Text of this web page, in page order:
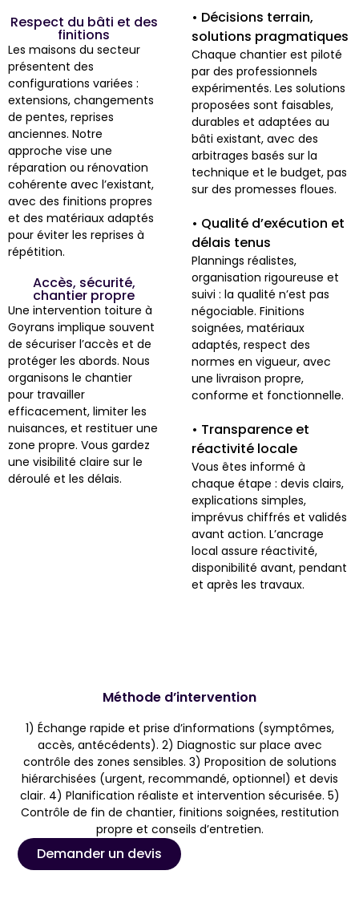
Respect du bâti et des
finitions
Les maisons du secteur
présentent des
configurations variées :
extensions, changements
de pentes, reprises
anciennes. Notre
approche vise une
réparation ou rénovation
cohérente avec l’existant,
avec des finitions propres
et des matériaux adaptés
pour éviter les reprises à
répétition.
Accès, sécurité,
chantier propre
Une intervention toiture à
Goyrans implique souvent
de sécuriser l’accès et de
protéger les abords. Nous
organisons le chantier
pour travailler
efficacement, limiter les
nuisances, et restituer une
zone propre. Vous gardez
une visibilité claire sur le
déroulé et les délais.
• Décisions terrain,
solutions pragmatiques
Chaque chantier est piloté
par des professionnels
expérimentés. Les solutions
proposées sont faisables,
durables et adaptées au
bâti existant, avec des
arbitrages basés sur la
technique et le budget, pas
sur des promesses floues.
• Qualité d’exécution et
délais tenus
Plannings réalistes,
organisation rigoureuse et
suivi : la qualité n’est pas
négociable. Finitions
soignées, matériaux
adaptés, respect des
normes en vigueur, avec
une livraison propre,
conforme et fonctionnelle.
• Transparence et
réactivité locale
Vous êtes informé à
chaque étape : devis clairs,
explications simples,
imprévus chiffrés et validés
avant action. L’ancrage
local assure réactivité,
disponibilité avant, pendant
et après les travaux.
Méthode d’intervention
1) Échange rapide et prise d’informations (symptômes,
accès, antécédents). 2) Diagnostic sur place avec
contrôle des zones sensibles. 3) Proposition de solutions
hiérarchisées (urgent, recommandé, optionnel) et devis
clair. 4) Planification réaliste et intervention sécurisée. 5)
Contrôle de fin de chantier, finitions soignées, restitution
propre et conseils d’entretien.
Demander un devis